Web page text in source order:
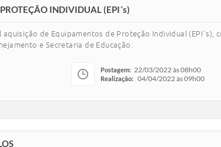
INDIVIDUAL (EPI´s)
de Equipamentos de Proteção Individual
e Secretaria de Educação.
Postagem: 22/03/2022 às 08h00
Realização: 04/04/2022 às 09h00